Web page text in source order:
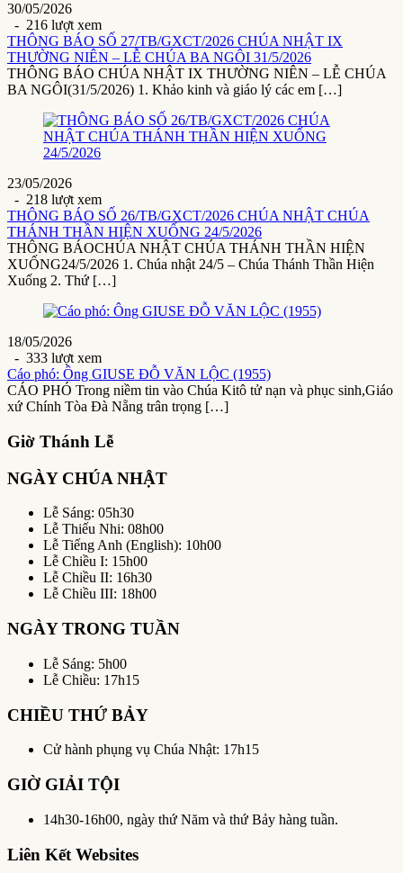
30/05/2026
- 216 lượt xem
THÔNG BÁO SỐ 27/TB/GXCT/2026 CHÚA NHẬT IX
THƯỜNG NIÊN – LỄ CHÚA BA NGÔI 31/5/2026
THÔNG BÁO CHÚA NHẬT IX THƯỜNG NIÊN – LỄ CHÚA
BA NGÔI(31/5/2026) 1. Khảo kinh và giáo lý các em […]
23/05/2026
- 218 lượt xem
THÔNG BÁO SỐ 26/TB/GXCT/2026 CHÚA NHẬT CHÚA
THÁNH THẦN HIỆN XUỐNG 24/5/2026
THÔNG BÁOCHÚA NHẬT CHÚA THÁNH THẦN HIỆN
XUỐNG24/5/2026 1. Chúa nhật 24/5 – Chúa Thánh Thần Hiện
Xuống 2. Thứ […]
18/05/2026
- 333 lượt xem
Cáo phó: Ông GIUSE ĐỖ VĂN LỘC (1955)
CÁO PHÓ Trong niềm tin vào Chúa Kitô tử nạn và phục sinh,Giáo
xứ Chính Tòa Đà Nẵng trân trọng […]
Giờ Thánh Lễ
NGÀY CHÚA NHẬT
Lễ Sáng: 05h30
Lễ Thiếu Nhi: 08h00
Lễ Tiếng Anh (English): 10h00
Lễ Chiều I: 15h00
Lễ Chiều II: 16h30
Lễ Chiều III: 18h00
NGÀY TRONG TUẦN
Lễ Sáng: 5h00
Lễ Chiều: 17h15
CHIỀU THỨ BẢY
Cử hành phụng vụ Chúa Nhật: 17h15
GIỜ GIẢI TỘI
14h30-16h00, ngày thứ Năm và thứ Bảy hàng tuần.
Liên Kết Websites